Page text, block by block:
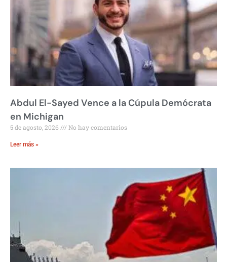
Abdul El-Sayed Vence a la Cúpula Demócrata
en Michigan
5 de agosto, 2026 No hay comentarios
Leer más »